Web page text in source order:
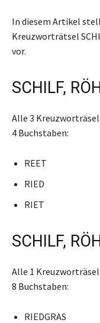
In diesem Artikel
Kreuzworträtsel
vor.
SCHILF,
Alle 3 Kreuzworträsel
4 Buchstaben:
REET
RIED
RIET
SCHILF,
Alle 1 Kreuzworträsel
8 Buchstaben:
RIEDGRAS